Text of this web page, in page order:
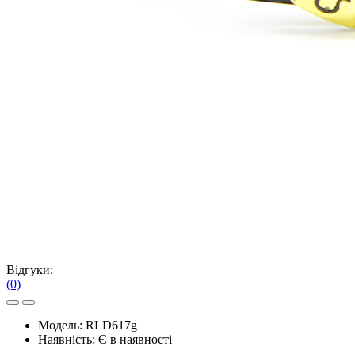
Відгуки:
(0)
Модель: RLD617g
Наявність: Є в наявності